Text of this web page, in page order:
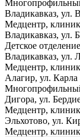
Владикавказ, ул.
Медцентр,
Владикавказ, ул.
Детское отделение
Владикавказ, ул.
Медцентр,
Алагир, ул.
Дигора, ул.
Медцентр,
Эльхотово, ул.
Медцентр,